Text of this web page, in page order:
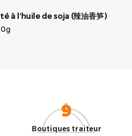
à l’huile de soja (辣油香笋)
9
Boutiques traiteur